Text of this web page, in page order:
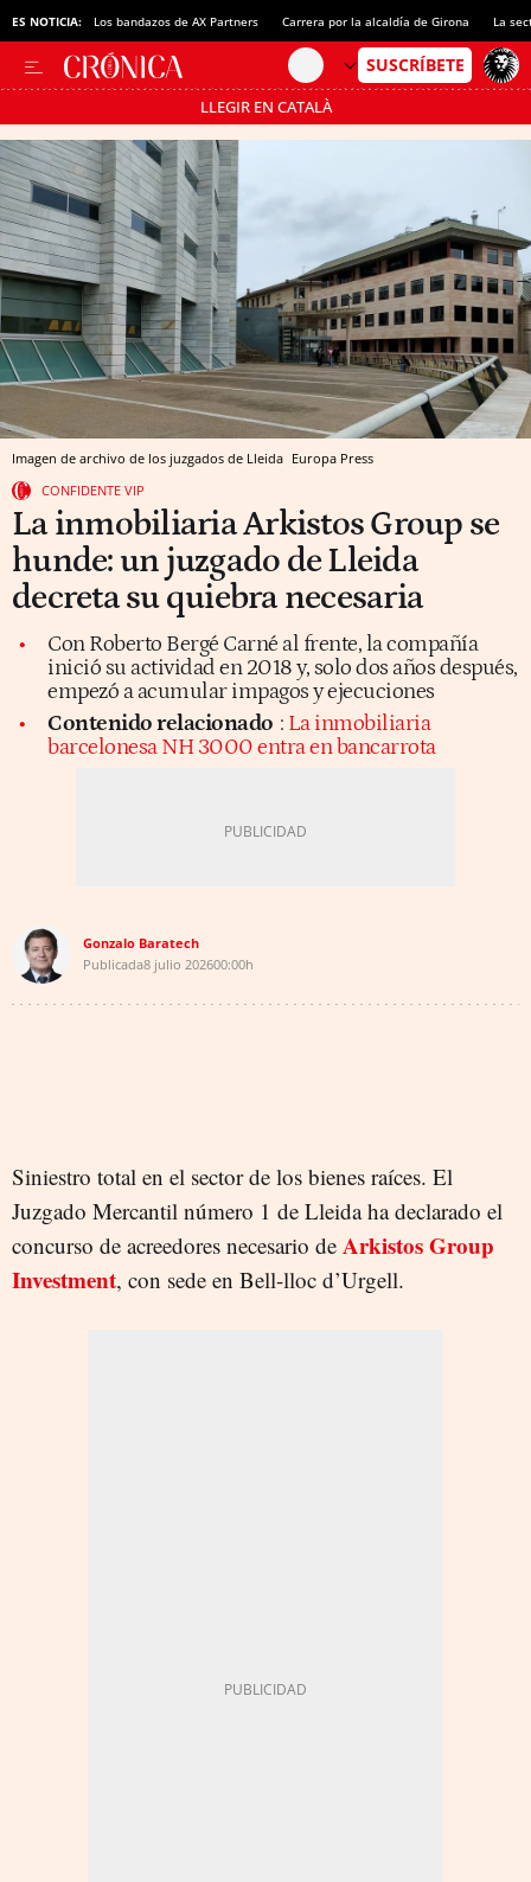
ES NOTICIA: Los bandazos de AX Partners Carrera por la alcaldía de Girona La
LLEGIR EN CATALÀ
Pásate al MODO AHORRO
Imagen de archivo de los juzgados de Lleida Europa Press
CONFIDENTE VIP
La inmobiliaria Arkistos Group se
hunde: un juzgado de Lleida
decreta su quiebra necesaria
Con Roberto Bergé Carné al frente, la compañía
inició su actividad en 2018 y, solo dos años después,
empezó a acumular impagos y ejecuciones
Contenido relacionado : La inmobiliaria
barcelonesa NH 3000 entra en bancarrota
Gonzalo Baratech
Publicada8 julio 202600:00h
Siniestro total en el sector de los bienes raíces. El
Juzgado Mercantil número 1 de Lleida ha declarado el
concurso de acreedores necesario de Arkistos Group
Investment, con sede en Bell-lloc d’Urgell.